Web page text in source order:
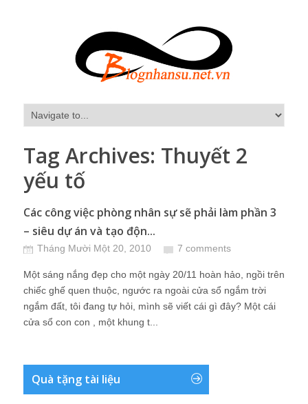
Tag Archives: Thuyết 2
yếu tố
Các công việc phòng nhân sự sẽ phải làm phần 3
– siêu dự án và tạo độn...
Tháng Mười Một 20, 2010 7 comments
Một sáng nắng đẹp cho một ngày 20/11 hoàn hảo, ngồi trên
chiếc ghế quen thuộc, ngước ra ngoài cửa sổ ngắm trời
ngắm đất, tôi đang tự hỏi, mình sẽ viết cái gì đây? Một cái
cửa sổ con con , một khung t...
Quà tặng tài liệu